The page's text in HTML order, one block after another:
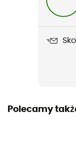
Extreme Full
Polecamy